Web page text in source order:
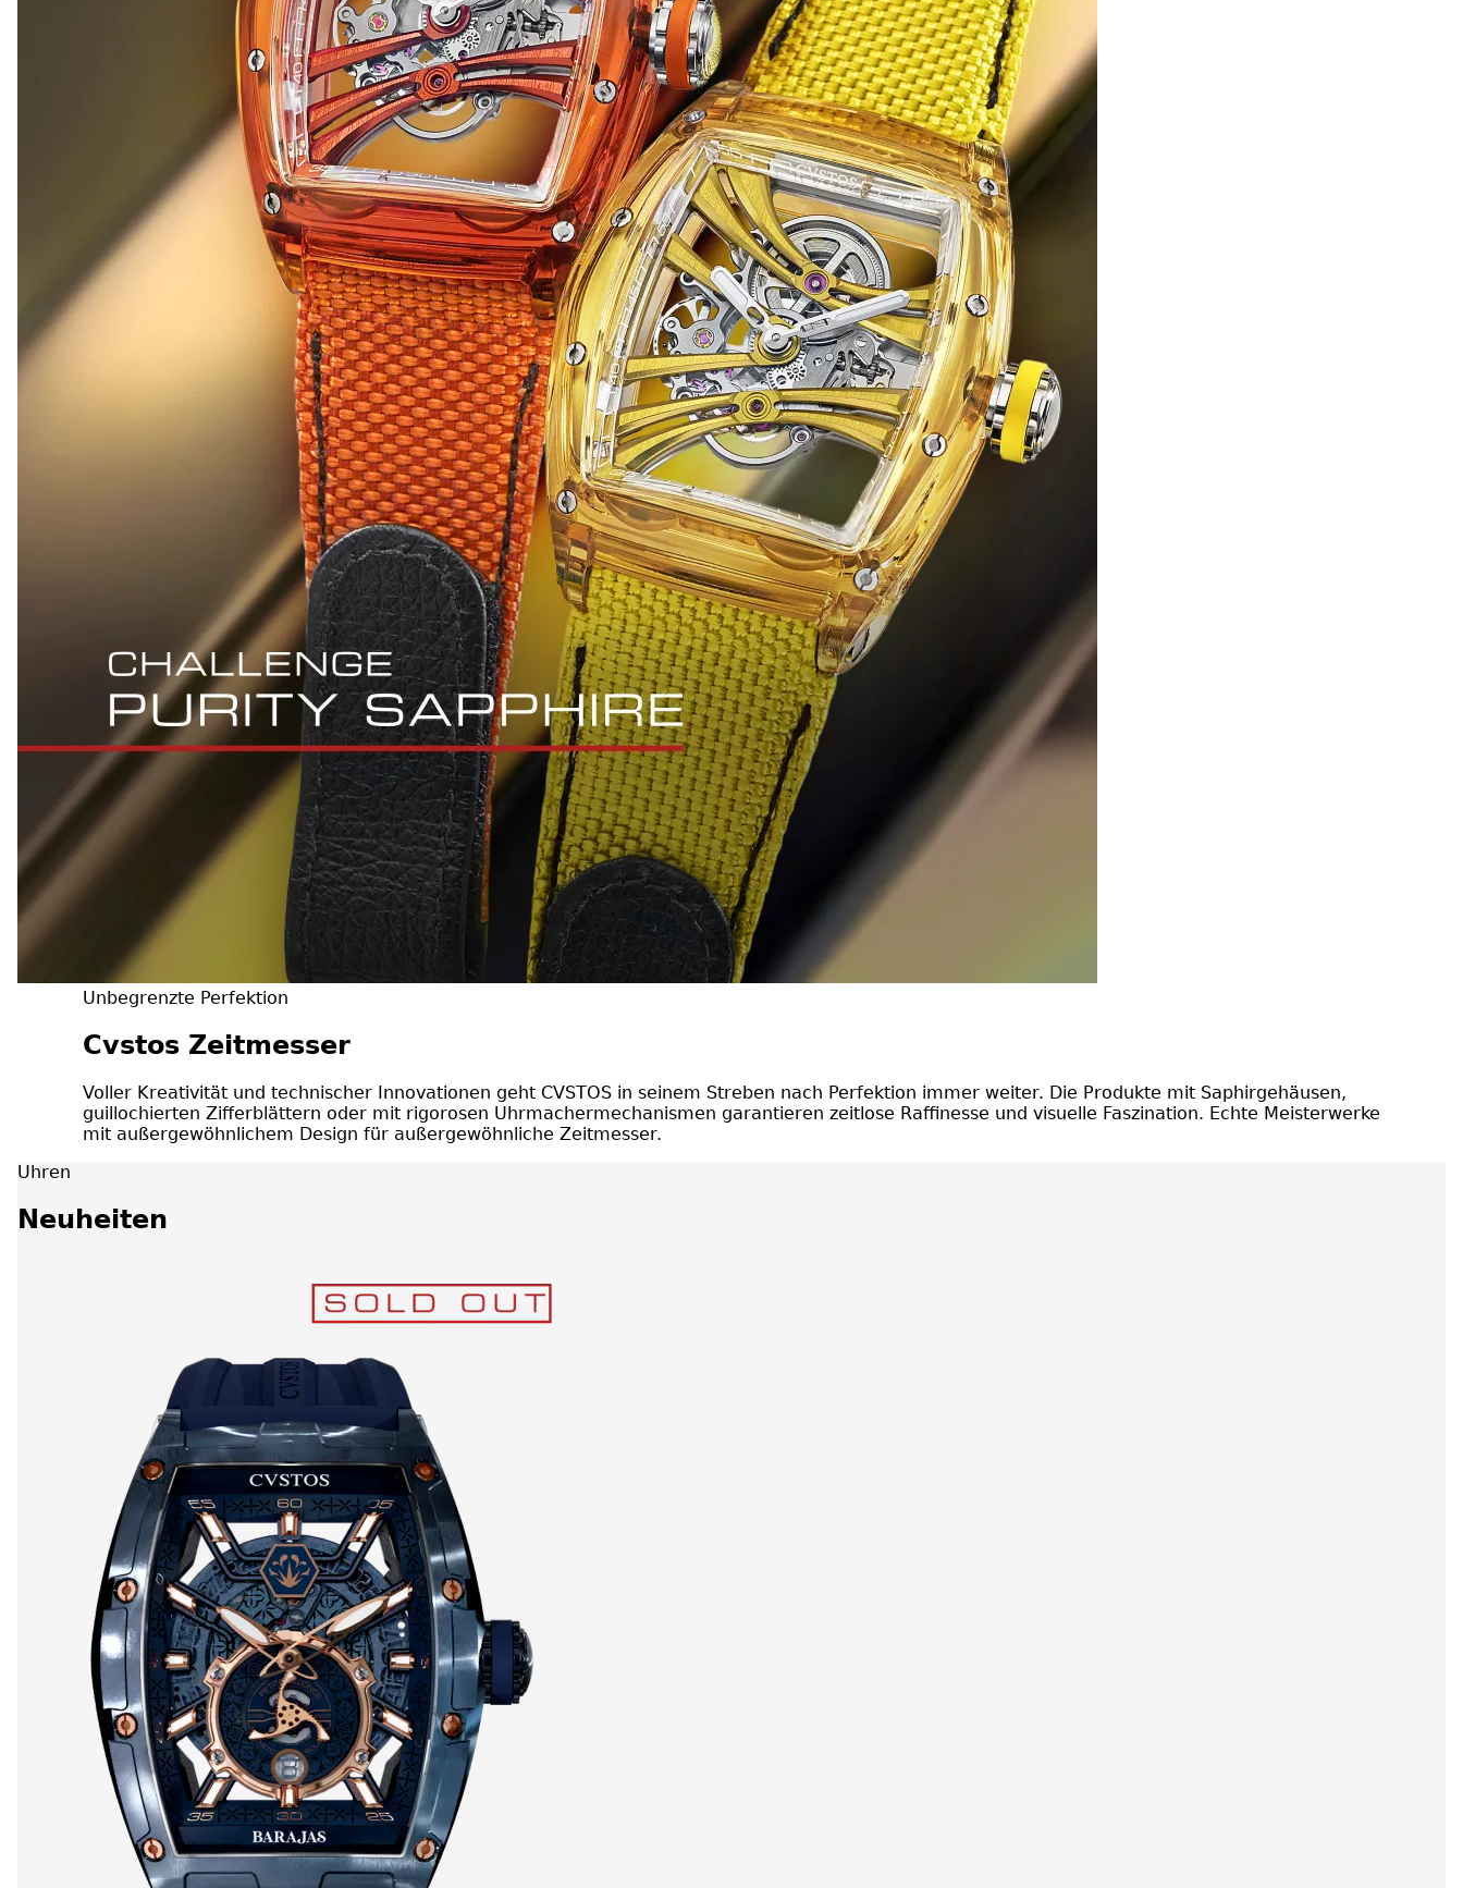
Unbegrenzte Perfektion
Cvstos Zeitmesser
Voller Kreativität und technischer Innovationen geht CVSTOS in seinem Streben nach Perfektion immer weiter. Die Produkte mit Saphirgehäusen,
guillochierten Zifferblättern oder mit rigorosen Uhrmachermechanismen garantieren zeitlose Raffinesse und visuelle Faszination. Echte Meisterwerke
mit außergewöhnlichem Design für außergewöhnliche Zeitmesser.
Uhren
Neuheiten